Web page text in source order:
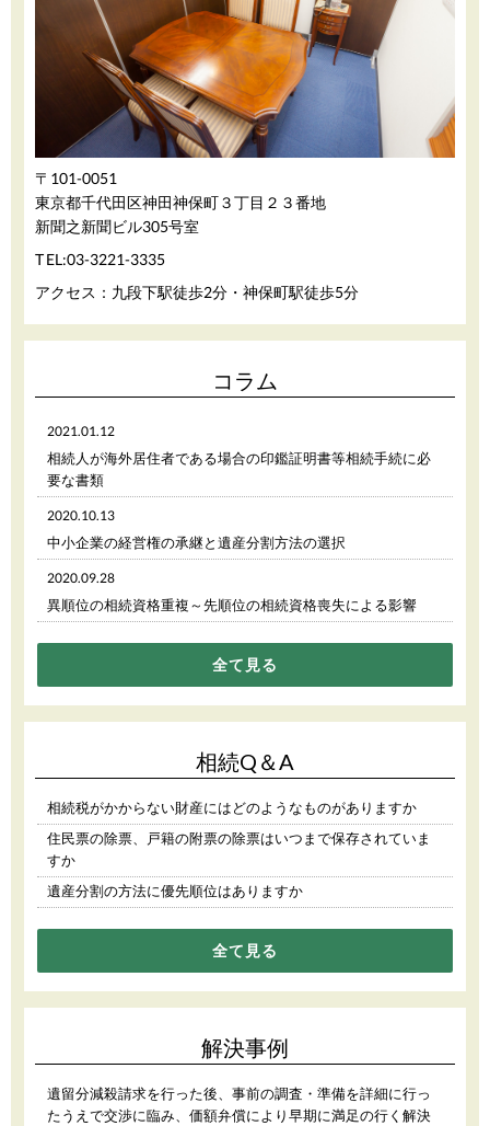
〒101-0051
東京都千代田区神田神保町３丁目２３番地
新聞之新聞ビル305号室
TEL:03-3221-3335
アクセス：九段下駅徒歩2分・神保町駅徒歩5分
コラム
2021.01.12
相続人が海外居住者である場合の印鑑証明書等相続手続に必
要な書類
2020.10.13
中小企業の経営権の承継と遺産分割方法の選択
2020.09.28
異順位の相続資格重複～先順位の相続資格喪失による影響
全て見る
相続Q＆A
相続税がかからない財産にはどのようなものがありますか
住民票の除票、戸籍の附票の除票はいつまで保存されていま
すか
遺産分割の方法に優先順位はありますか
全て見る
解決事例
遺留分減殺請求を行った後、事前の調査・準備を詳細に行っ
たうえで交渉に臨み、価額弁償により早期に満足の行く解決